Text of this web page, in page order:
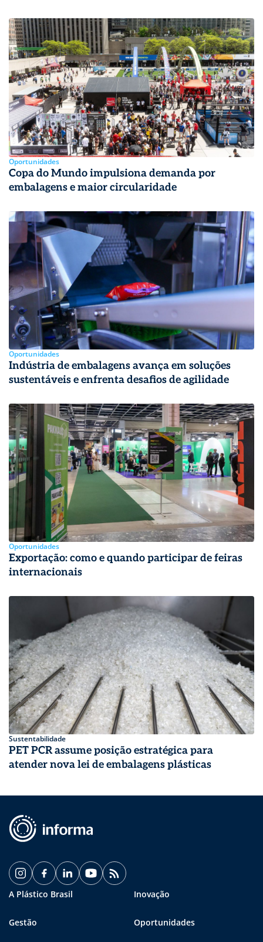
Oportunidades
Copa do Mundo impulsiona demanda por
embalagens e maior circularidade
Oportunidades
Indústria de embalagens avança em soluções
sustentáveis e enfrenta desafios de agilidade
Oportunidades
Exportação: como e quando participar de feiras
internacionais
Sustentabilidade
PET PCR assume posição estratégica para
atender nova lei de embalagens plásticas
A Plástico Brasil Inovação
Gestão Oportunidades